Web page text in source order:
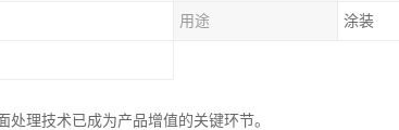
用途 涂装
理技术已成为产品增值的关键环节。